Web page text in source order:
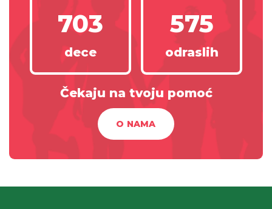
703
dece
575
odraslih
Čekaju na tvoju pomoć
O NAMA